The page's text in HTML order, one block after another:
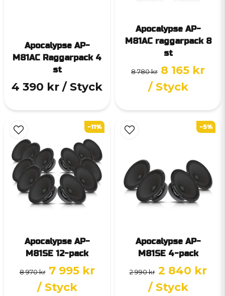
Apocalypse AP-
M81AC Raggarpack 4
st
4 390 kr / Styck
Apocalypse AP-
M81AC raggarpack 8
st
8 780 kr 8 165 kr
/ Styck
Apocalypse AP-
M81SE 12-pack
8 970 kr 7 995 kr
/ Styck
-11%
Apocalypse AP-
M81SE 4-pack
2 990 kr 2 840 kr
/ Styck
-5%